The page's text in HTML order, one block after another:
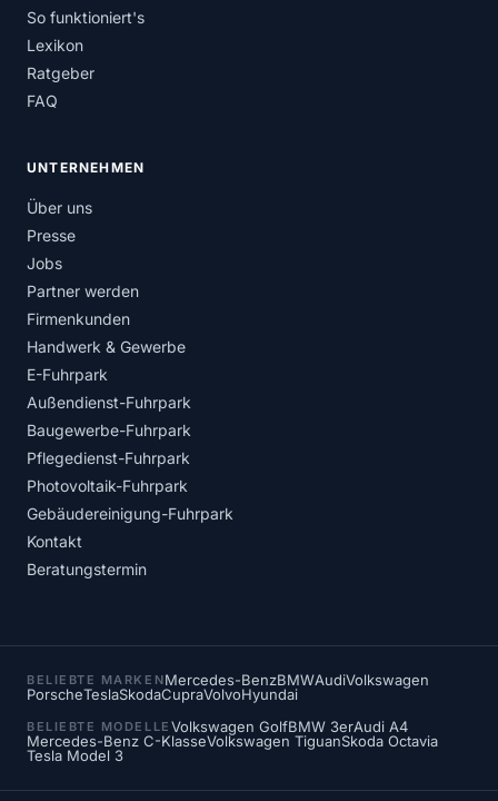
So funktioniert's
Lexikon
Ratgeber
FAQ
UNTERNEHMEN
Über uns
Presse
Jobs
Partner werden
Firmenkunden
Handwerk & Gewerbe
E-Fuhrpark
Außendienst-Fuhrpark
Baugewerbe-Fuhrpark
Pflegedienst-Fuhrpark
Photovoltaik-Fuhrpark
Gebäudereinigung-Fuhrpark
Kontakt
Beratungstermin
BELIEBTE MARKENMercedes-BenzBMWAudiVolkswagen
PorscheTeslaSkodaCupraVolvoHyundai
BELIEBTE MODELLE Volkswagen GolfBMW 3erAudi A4
Mercedes-Benz C-KlasseVolkswagen TiguanSkoda Octavia
Tesla Model 3